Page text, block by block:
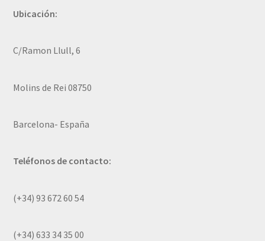
Ubicación:
C/Ramon Llull, 6
Molins de Rei 08750
Barcelona- España
Teléfonos de contacto:
(+34) 93 672 60 54
(+34) 633 34 35 00